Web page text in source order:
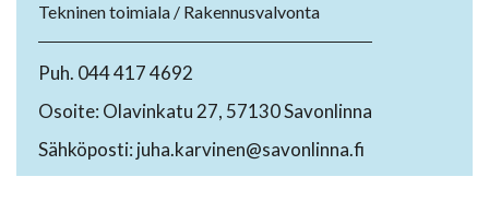
Tekninen toimiala / Rakennusvalvonta
Puh. 044 417 4692
Osoite: Olavinkatu 27, 57130 Savonlinna
Sähköposti: juha.karvinen@savonlinna.fi